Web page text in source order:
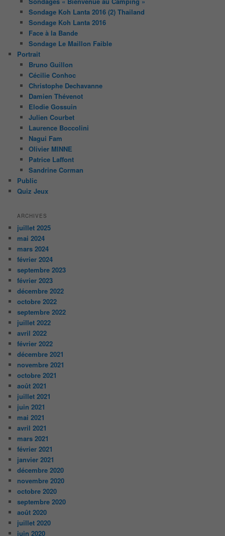
Sondage Koh Lanta 2016 (2) Thailand
Sondage Koh Lanta 2016
Face à la Bande
Sondage Le Maillon Faible
Portrait
Bruno Guillon
Cécilie Conhoc
Christophe Dechavanne
Damien Thévenot
Elodie Gossuin
Julien Courbet
Laurence Boccolini
Nagui Fam
Olivier MINNE
Patrice Laffont
Sandrine Corman
Public
Quiz Jeux
ARCHIVES
juillet 2025
mai 2024
mars 2024
février 2024
septembre 2023
février 2023
décembre 2022
octobre 2022
septembre 2022
juillet 2022
avril 2022
février 2022
décembre 2021
novembre 2021
octobre 2021
août 2021
juillet 2021
juin 2021
mai 2021
avril 2021
mars 2021
février 2021
janvier 2021
décembre 2020
novembre 2020
octobre 2020
septembre 2020
août 2020
juillet 2020
juin 2020